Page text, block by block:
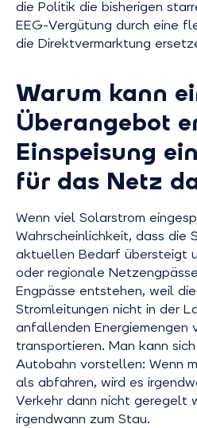
die Politik die bisherigen
EEG-Vergütung durch eine
die Direktvermarktung
Warum kann
Überangebot
Einspeisung
für das Netz
Wenn viel Solarstrom
Wahrscheinlichkeit, dass die
aktuellen Bedarf übersteigt
oder regionale
Engpässe entstehen, weil
Stromleitungen nicht in der
anfallenden Energiemengen
transportieren. Man kann
Autobahn vorstellen: Wenn
als abfahren, wird es
Verkehr dann nicht geregelt
irgendwann zum Stau.